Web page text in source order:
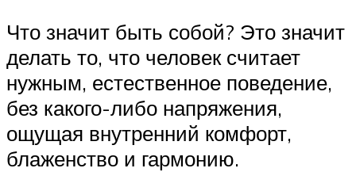
Что значит быть собой? Это значит
делать то, что человек считает
нужным, естественное поведение,
без какого-либо напряжения,
ощущая внутренний комфорт,
блаженство и гармонию.